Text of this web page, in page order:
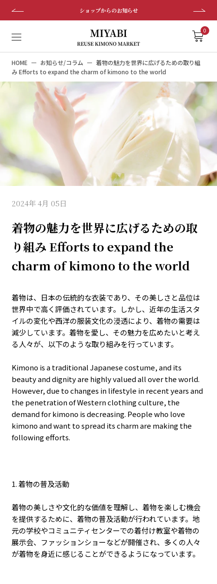
し
ン
ツ
移
す
ショップからのお知らせ
0
HOME お知らせ/コラム
着物の魅力を世界に広げるための取り組
み Efforts to expand the charm of kimono to the world
2024年 4月 05日
着物の魅力を世界に広げるための取
り組み Efforts to expand the
charm of kimono to the world
着物は、日本の伝統的な衣装であり、その美しさと品位は
世界中で高く評価されています。しかし、近年の生活スタ
イルの変化や西洋の服装文化の浸透により、着物の需要は
減少しています。着物を愛し、その魅力を広めたいと考え
る人々が、以下のような取り組みを行っています。
Kimono is a traditional Japanese costume, and its
beauty and dignity are highly valued all over the world.
However, due to changes in lifestyle in recent years and
the penetration of Western clothing culture, the
demand for kimono is decreasing. People who love
kimono and want to spread its charm are making the
following efforts.
1. 着物の普及活動
着物の美しさや文化的な価値を理解し、着物を楽しむ機会
を提供するために、着物の普及活動が行われています。地
元の学校やコミュニティセンターでの着付け教室や着物の
展示会、ファッションショーなどが開催され、多くの人々
が着物を身近に感じることができるようになっています。